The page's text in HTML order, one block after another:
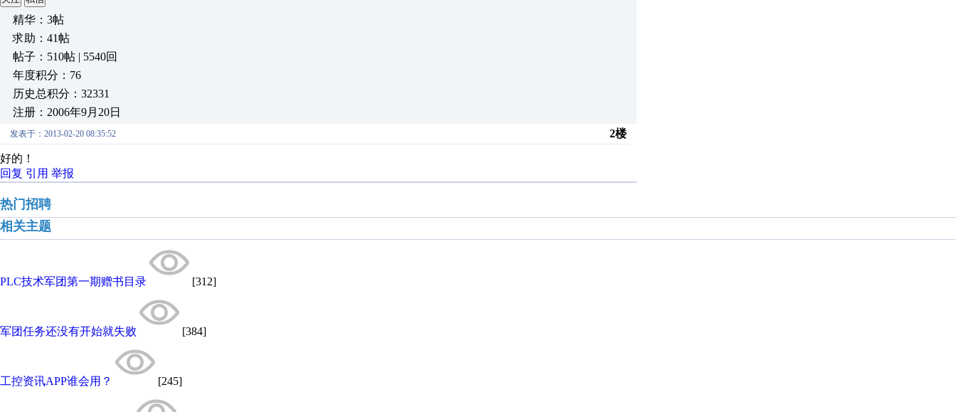
精华：3帖
求助：41帖
帖子：510帖 | 5540回
年度积分：76
历史总积分：32331
注册：2006年9月20日
发表于：2013-02-20 08:35:52 2楼
好的！
回复 引用 举报
热门招聘
相关主题
PLC技术军团第一期赠书目录 [312]
军团任务还没有开始就失败 [384]
工控资讯APP谁会用？ [245]